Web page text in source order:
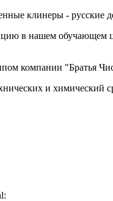
клинеры - русские
в нашем обучающем
компании "Братья
и химический